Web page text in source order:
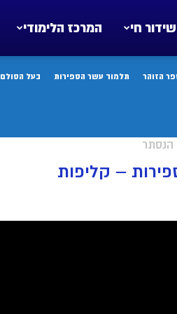
המרכז הלימודי שידור חי
הזוהר תלמוד עשר הספירות בעל הסולם
– קליפות